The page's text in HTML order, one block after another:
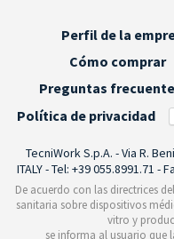
Perfil de la
Cómo comprar
Preguntas
Política de privacidad
TecniWork S.p.A. - Via R.
ITALY - Tel: +39 055.8991.71 -
De acuerdo con las directrices
sanitaria sobre dispositivos
vitro y
se informa al usuario